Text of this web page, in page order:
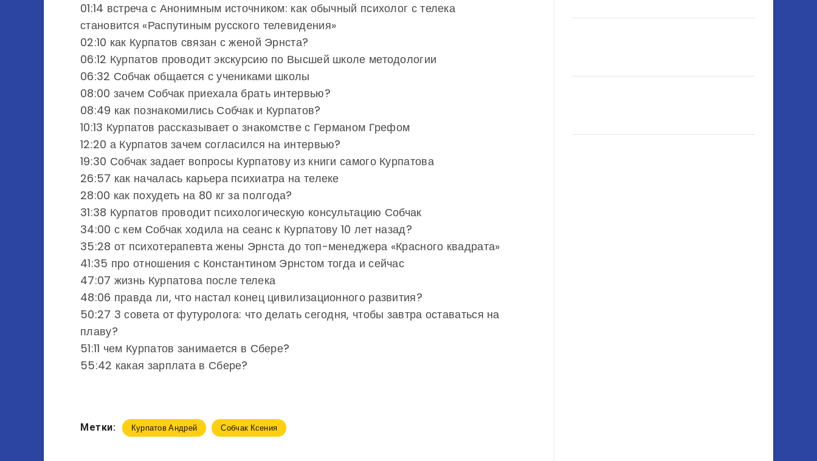
01:14 встреча с Анонимным источником: как обычный психолог с телека
становится «Распутиным русского телевидения»
02:10 как Курпатов связан с женой Эрнста?
06:12 Курпатов проводит экскурсию по Высшей школе методологии
06:32 Собчак общается с учениками школы
08:00 зачем Собчак приехала брать интервью?
08:49 как познакомились Собчак и Курпатов?
10:13 Курпатов рассказывает о знакомстве с Германом Грефом
12:20 а Курпатов зачем согласился на интервью?
19:30 Собчак задает вопросы Курпатову из книги самого Курпатова
26:57 как началась карьера психиатра на телеке
28:00 как похудеть на 80 кг за полгода?
31:38 Курпатов проводит психологическую консультацию Собчак
34:00 с кем Собчак ходила на сеанс к Курпатову 10 лет назад?
35:28 от психотерапевта жены Эрнста до топ-менеджера «Красного квадрата»
41:35 про отношения с Константином Эрнстом тогда и сейчас
47:07 жизнь Курпатова после телека
48:06 правда ли, что настал конец цивилизационного развития?
50:27 3 совета от футуролога: что делать сегодня, чтобы завтра оставаться на
плаву?
51:11 чем Курпатов занимается в Сбере?
55:42 какая зарплата в Сбере?
Метки: Курпатов Андрей Собчак Ксения